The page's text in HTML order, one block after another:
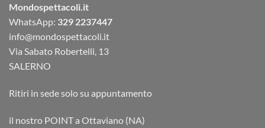
Mondospettacoli.it
WhatsApp: 329 2237447
info@mondospettacoli.it
Via Sabato Robertelli, 13
SALERNO
Ritiri in sede solo su appuntamento
il nostro POINT a Ottaviano (NA)